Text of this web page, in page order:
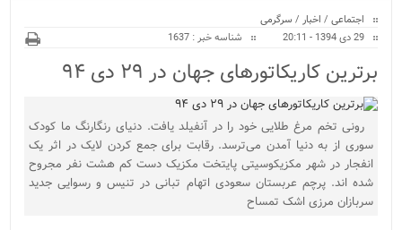
اجتماعی / اخبار / سرگرمی
29 دی 1394 - 20:11
شناسه خبر : 1637
برترین کاریکاتورهای جهان در ۲۹ دی ۹۴
رونی تخم مرغ طلایی خود را در آنفیلد یافت. دنیای رنگارنگ ما کودک
سوری از به دنیا آمدن می‌ترسد. رقابت برای جمع کردن لایک در اثر یک
انفجار در شهر مکزیکوسیتی پایتخت مکزیک دست کم هشت نفر مجروح
شده اند. پرچم عربستان سعودی اتهام تبانی در تنیس و رسوایی جدید
سربازان مرزی اشک تمساح